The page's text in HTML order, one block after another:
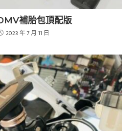
補胎包頂配版
2023 年 7 月 11 日